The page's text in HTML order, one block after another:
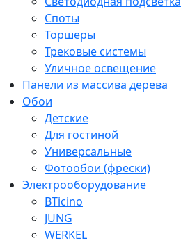
Споты
Торшеры
Трековые системы
Уличное освещение
Панели из массива дерева
Обои
Детские
Для гостиной
Универсальные
Фотообои (фрески)
Электрооборудование
BTicino
JUNG
WERKEL